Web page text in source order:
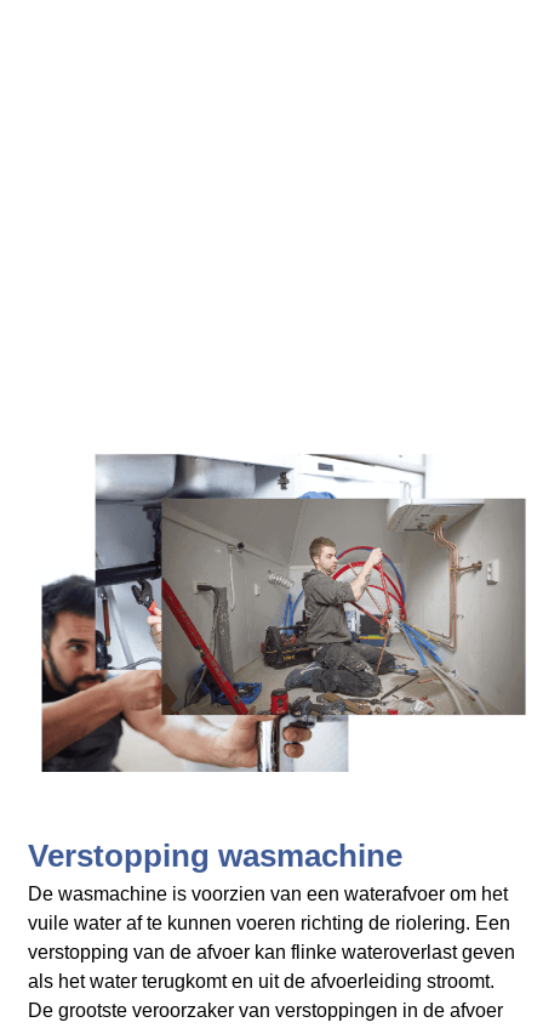
Verstopping wasmachine
De wasmachine is voorzien van een waterafvoer om het
vuile water af te kunnen voeren richting de riolering. Een
verstopping van de afvoer kan flinke wateroverlast geven
als het water terugkomt en uit de afvoerleiding stroomt.
De grootste veroorzaker van verstoppingen in de afvoer